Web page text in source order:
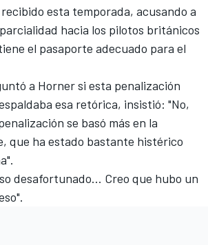
esta temporada, acusando a
hacia los pilotos británicos
el pasaporte adecuado para el
a Horner si esta penalización
esa retórica, insistió: "No,
se basó más en la
que ha estado bastante histérico
desafortunado... Creo que hubo un